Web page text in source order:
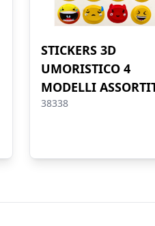
STICKERS 3D
UMORISTICO 4
MODELLI
38338